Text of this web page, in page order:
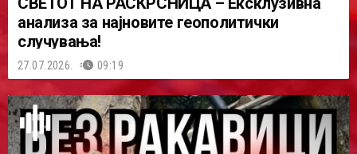
анализа за најновите геополитички
случувања!
27.07.2026. 09:19